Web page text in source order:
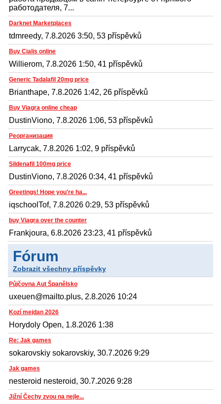
работодателя, 7...
Darknet Marketplaces
tdmreedy, 7.8.2026 3:50, 53 příspěvků
Buy Cialis online
Willierom, 7.8.2026 1:50, 41 příspěvků
Generic Tadalafil 20mg price
Brianthape, 7.8.2026 1:42, 26 příspěvků
Buy Viagra online cheap
DustinViono, 7.8.2026 1:06, 53 příspěvků
Реорганизация
Larrycak, 7.8.2026 1:02, 9 příspěvků
Sildenafil 100mg price
DustinViono, 7.8.2026 0:34, 41 příspěvků
Greetings! Hope you're ha...
iqschoolTof, 7.8.2026 0:29, 53 příspěvků
buy Viagra over the counter
Frankjoura, 6.8.2026 23:23, 41 příspěvků
Fórum
Zobrazit všechny příspěvky
Půjčovna Aut Španělsko
uxeuen@mailto.plus, 2.8.2026 10:24
Kozí mejdan 2026
Horydoly Open, 1.8.2026 1:38
Re: Jak games
sokarovskiy sokarovskiy, 30.7.2026 9:29
Jak games
nesteroid nesteroid, 30.7.2026 9:28
Jižní Čechy zvou na nejle...